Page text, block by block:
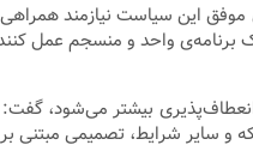
این سیاست نیازمند
واحد و منسجم عمل
بیشتر می‌شود،
و سایر شرایط، تصمیمی مبتنی